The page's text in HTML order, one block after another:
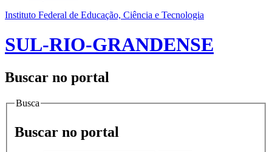
Instituto Federal de Educação, Ciência e Tecnologia
SUL-RIO-GRANDENSE
Buscar no portal
Busca
Buscar no portal